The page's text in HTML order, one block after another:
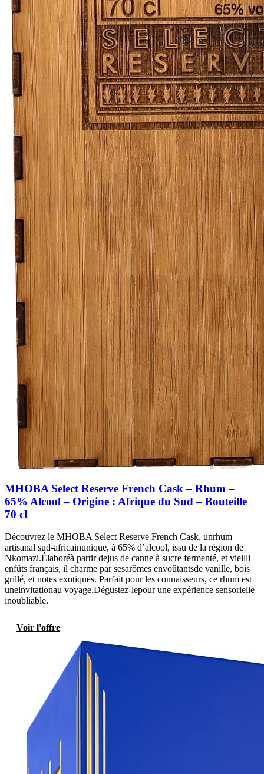
MHOBA Select Reserve French Cask – Rhum –
65% Alcool – Origine : Afrique du Sud – Bouteille
70 cl
Découvrez le MHOBA Select Reserve French Cask, unrhum
artisanal sud-africainunique, à 65% d’alcool, issu de la région de
Nkomazi.Élaboréà partir dejus de canne à sucre fermenté, et vieilli
enfûts français, il charme par sesarômes envoûtantsde vanille, bois
grillé, et notes exotiques. Parfait pour les connaisseurs, ce rhum est
uneinvitationau voyage.Dégustez-lepour une expérience sensorielle
inoubliable.
Voir l'offre